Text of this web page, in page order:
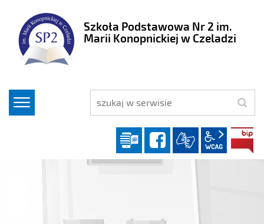
Szkoła Podstawowa Nr 2 im.
Marii Konopnickiej w Czeladzi
szukaj
Dziennik elektroniczny
facebook
wcag2.1